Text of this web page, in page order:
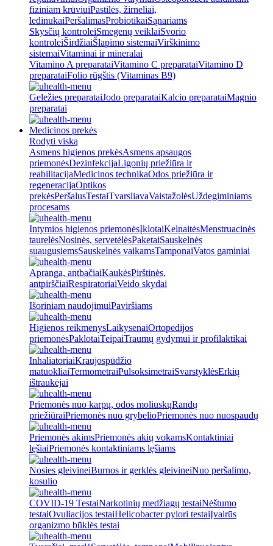
fiziniam krūviuiPastilės, žirneliai,
ledinukaiPeršalimasProbiotikaiSąnariams
Skysčių kontroleiSmegenų veiklaiSvorio
kontroleiŠirdžiaiŠlapimo sistemaiVirškinimo
sistemaiVitaminai ir mineralai
Vitamino A preparataiVitamino C preparataiVitamino D
preparataiFolio rūgštis (Vitaminas B9)
Geležies preparataiJodo preparataiKalcio preparataiMagnio
preparatai
Medicinos prekės
Rodyti viską
Asmens higienos prekėsAsmens apsaugos
priemonėsDezinfekcijaLigonių priežiūra ir
reabilitacijaMedicinos technikaOdos priežiūra ir
regeneracijaOptikos
prekėsPeršalusTestaiTvarsliavaVaistažolėsUždegiminiams
procesams
Intymios higienos priemonėsĮklotaiKelnaitėsMenstruacinės
taurelėsNosinės, servetėlėsPaketaiSauskelnės
suaugusiemsSauskelnės vaikamsTamponaiVatos gaminiai
Apranga, antbačiaiKaukėsPirštinės,
antpirščiaiRespiratoriaiVeido skydai
Išoriniam naudojimuiPaviršiams
Higienos reikmenysLaikysenaiOrtopedijos
priemonėsPaklotaiTeipaiTraumų gydymui ir profilaktikai
InhaliatoriaiKraujospūdžio
matuokliaiTermometraiPulsoksimetraiSvarstyklėsErkių
ištraukėjai
Priemonės nuo karpų, odos moliuskųRandų
priežiūraiPriemonės nuo grybelioPriemonės nuo nuospaudų
Priemonės akimsPriemonės akių vokamsKontaktiniai
lęšiaiPriemonės kontaktiniams lęšiams
Nosies gleivineiBurnos ir gerklės gleivineiNuo peršalimo,
kosulio
COVID-19 TestaiNarkotinių medžiagų testaiNėštumo
testaiOvuliacijos testaiHelicobacter pylori testaiĮvairūs
organizmo būklės testai